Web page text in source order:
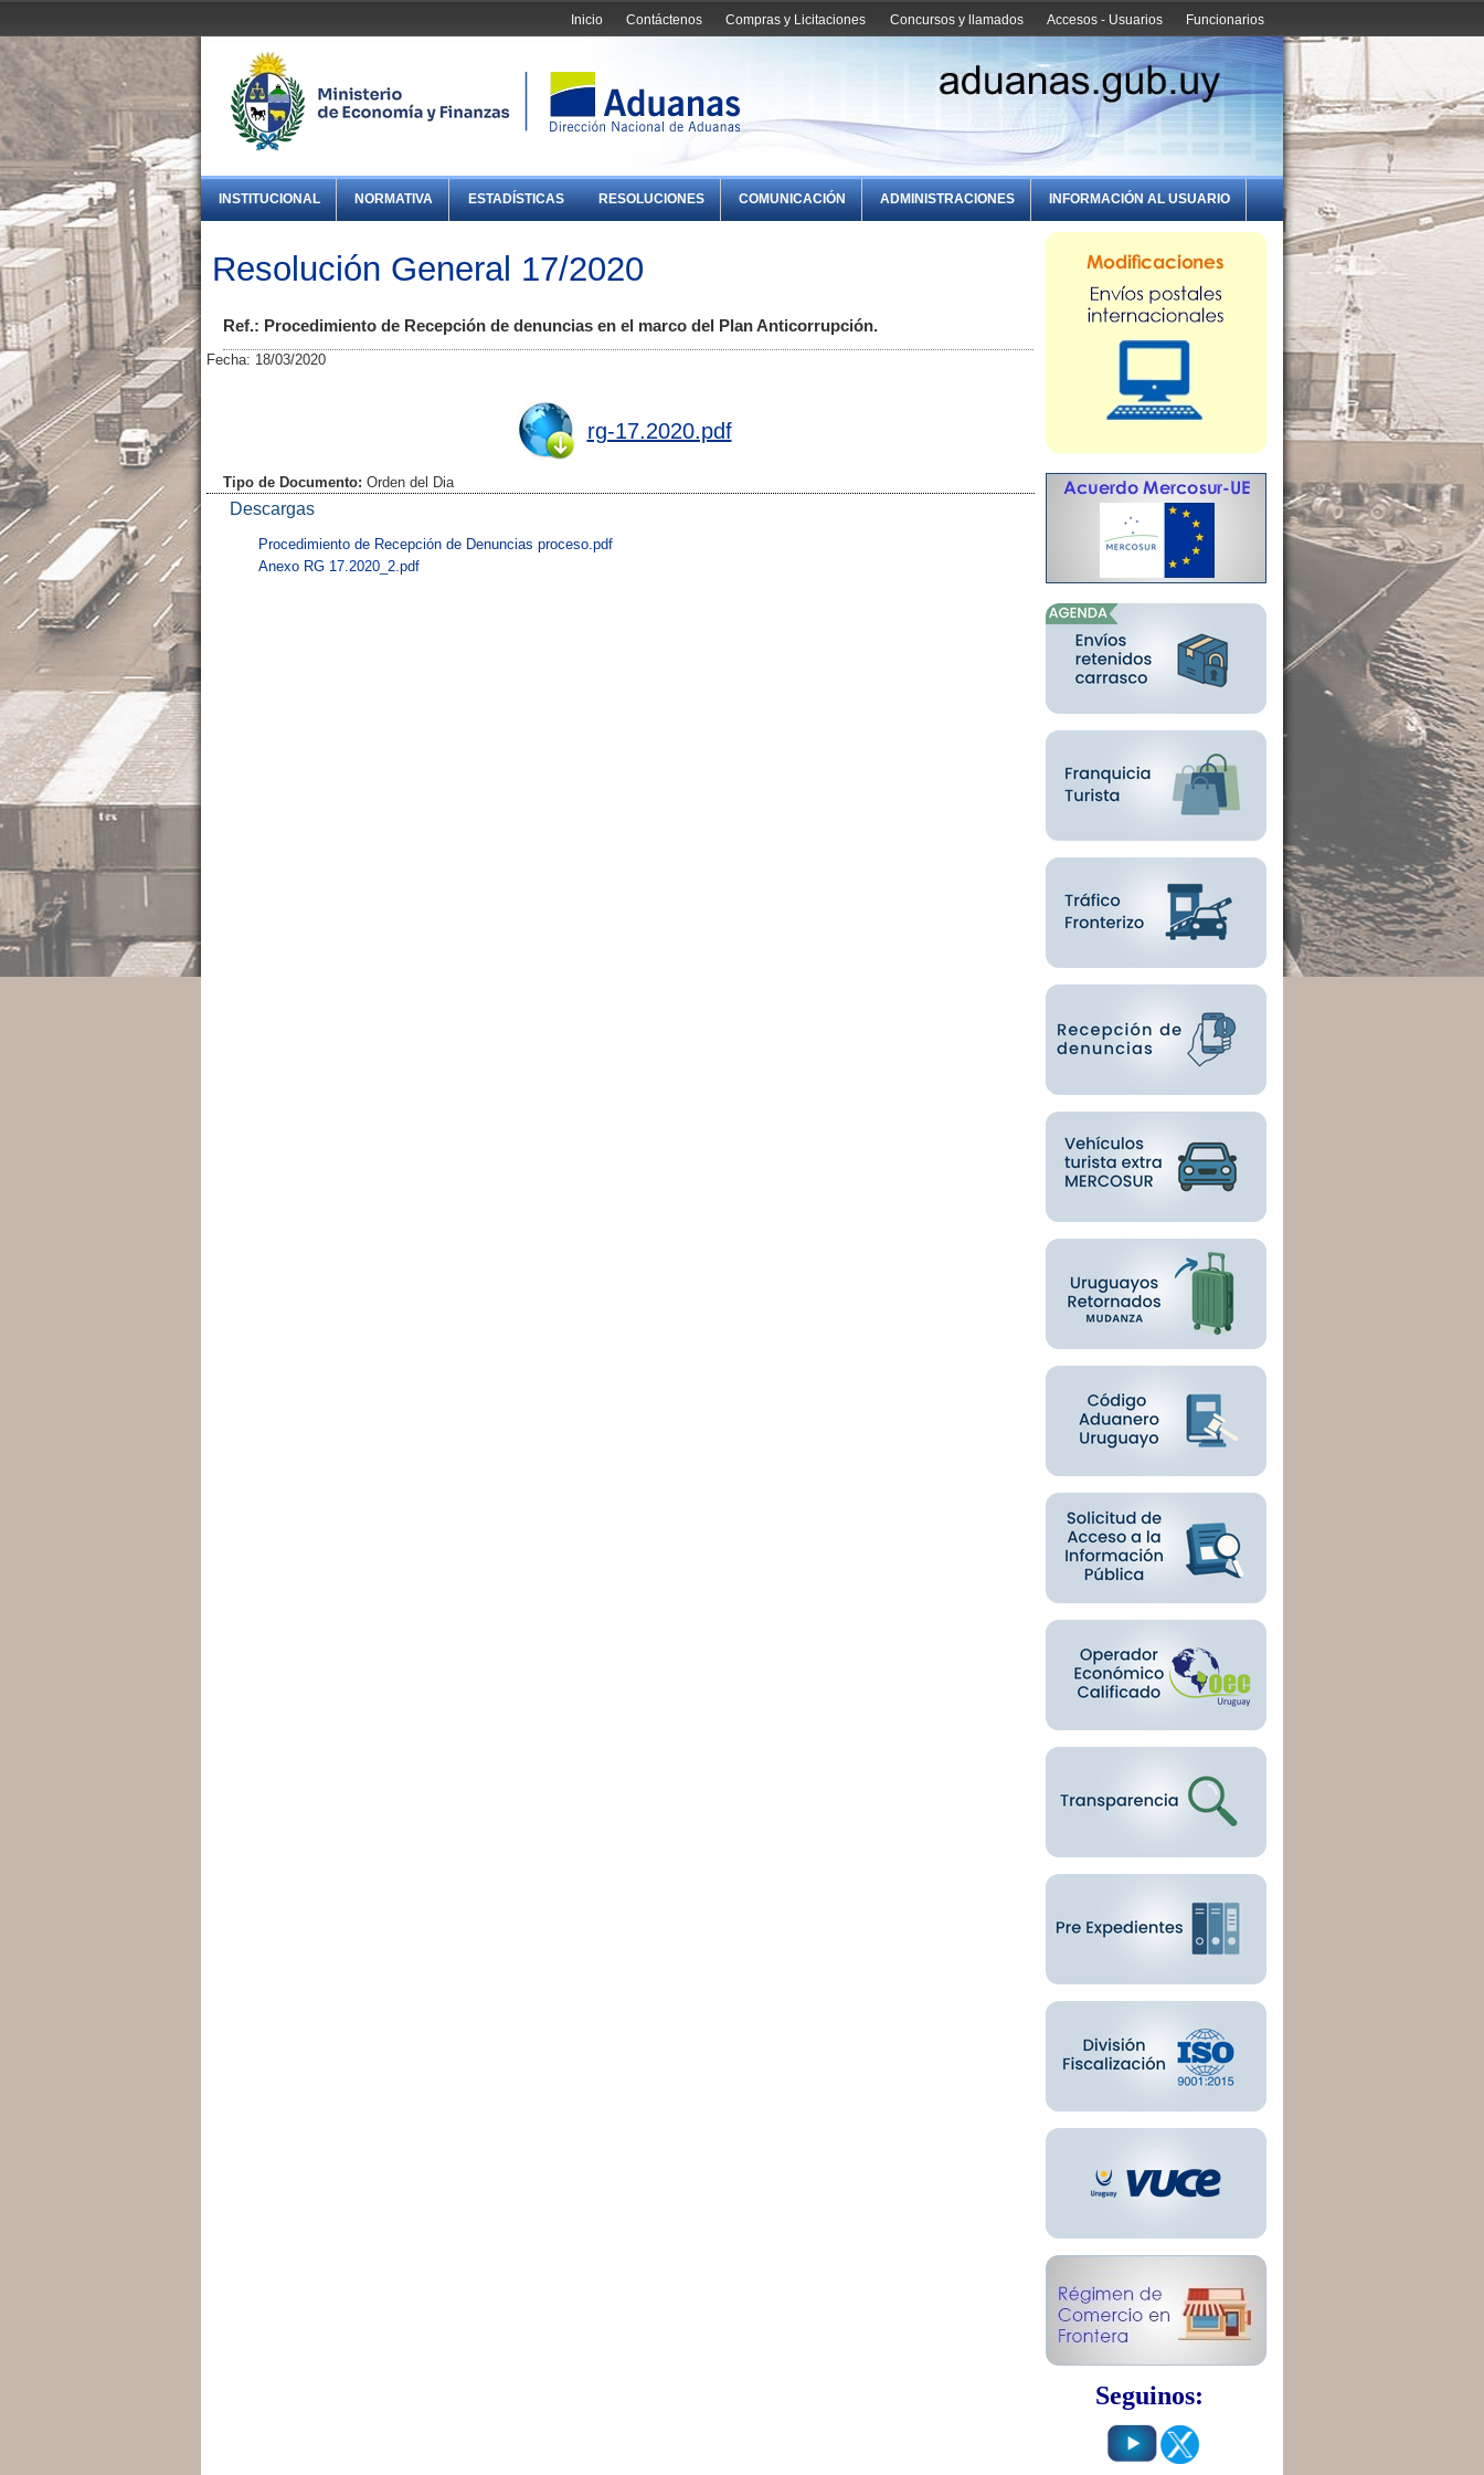
Funcionarios
Accesos - Usuarios
Concursos y llamados
Compras y Licitaciones
Contáctenos
Inicio
INSTITUCIONAL NORMATIVA ESTADÍSTICAS RESOLUCIONES COMUNICACIÓN ADMINISTRACIONES INFORMACIÓN AL USUARIO
Resolución General 17/2020
Ref.: Procedimiento de Recepción de denuncias en el marco del Plan Anticorrupción.
Fecha: 18/03/2020
rg-17.2020.pdf
Tipo de Documento: Orden del Dia
Descargas
Procedimiento de Recepción de Denuncias proceso.pdf
Anexo RG 17.2020_2.pdf
Seguinos: